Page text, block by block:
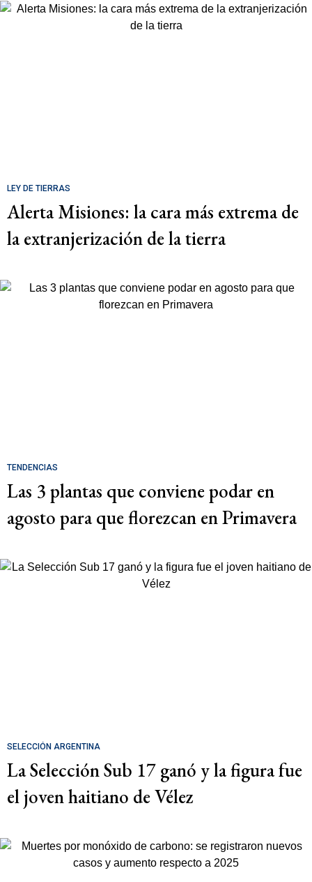
LEY DE TIERRAS
Alerta Misiones: la cara más extrema de
la extranjerización de la tierra
TENDENCIAS
Las 3 plantas que conviene podar en
agosto para que florezcan en Primavera
SELECCIÓN ARGENTINA
La Selección Sub 17 ganó y la figura fue
el joven haitiano de Vélez